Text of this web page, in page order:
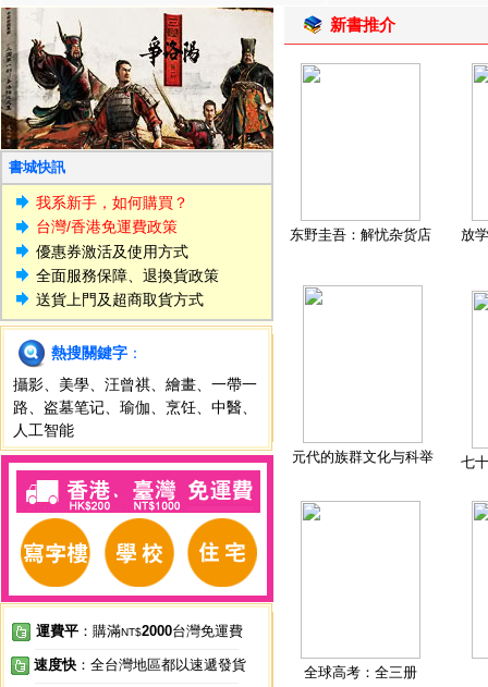
書城快訊
我系新手，如何購買？
台灣/香港免運費政策
優惠券激活及使用方式
全面服務保障、退換貨政策
送貨上門及超商取貨方式
熱搜關鍵字 ：
攝影
美學 汪曾祺 繪畫
一帶一
路
盗墓笔记 瑜伽 烹饪 中醫
人工智能
運費平 ：購滿NT$2000台灣免運費
速度快 ：全台灣地區都以速遞發貨
新書推介
东野圭吾：解忧杂货店 放
元代的族群文化与科举 七
全球高考：全三册